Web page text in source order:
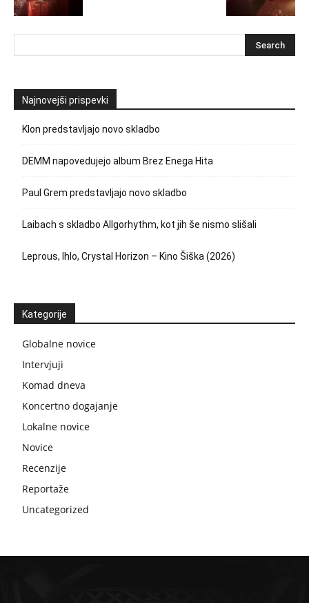
Najnovejši prispevki
Klon predstavljajo novo skladbo
DEMM napovedujejo album Brez Enega Hita
Paul Grem predstavljajo novo skladbo
Laibach s skladbo Allgorhythm, kot jih še nismo slišali
Leprous, Ihlo, Crystal Horizon – Kino Šiška (2026)
Kategorije
Globalne novice
Intervjuji
Komad dneva
Koncertno dogajanje
Lokalne novice
Novice
Recenzije
Reportaže
Uncategorized